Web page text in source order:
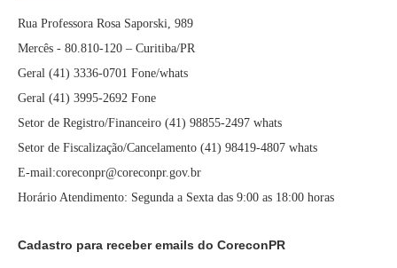
Rua Professora Rosa Saporski, 989
Mercês - 80.810-120 – Curitiba/PR
Geral (41) 3336-0701 Fone/whats
Geral (41) 3995-2692 Fone
Setor de Registro/Financeiro (41) 98855-2497 whats
Setor de Fiscalização/Cancelamento (41) 98419-4807 whats
E-mail:coreconpr@coreconpr.gov.br
Horário Atendimento: Segunda a Sexta das 9:00 as 18:00 horas
Cadastro para receber emails do CoreconPR